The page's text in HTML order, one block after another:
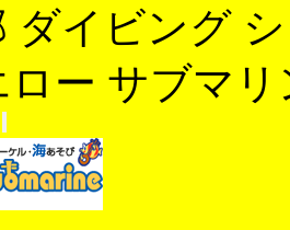
ダイビング
ー サブマ